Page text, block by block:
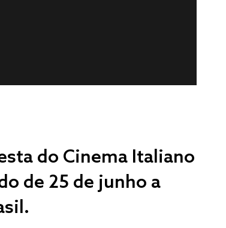
do Cinema Italiano
de 25 de junho a